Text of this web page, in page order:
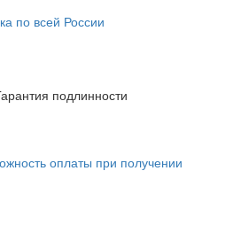
по всей России
подлинности
оплаты при получении